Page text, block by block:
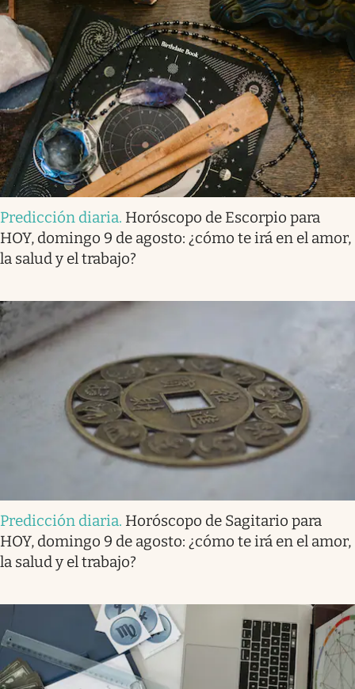
Predicción diaria. Horóscopo de Escorpio para
HOY, domingo 9 de agosto: ¿cómo te irá en el amor,
la salud y el trabajo?
Predicción diaria. Horóscopo de Sagitario para
HOY, domingo 9 de agosto: ¿cómo te irá en el amor,
la salud y el trabajo?